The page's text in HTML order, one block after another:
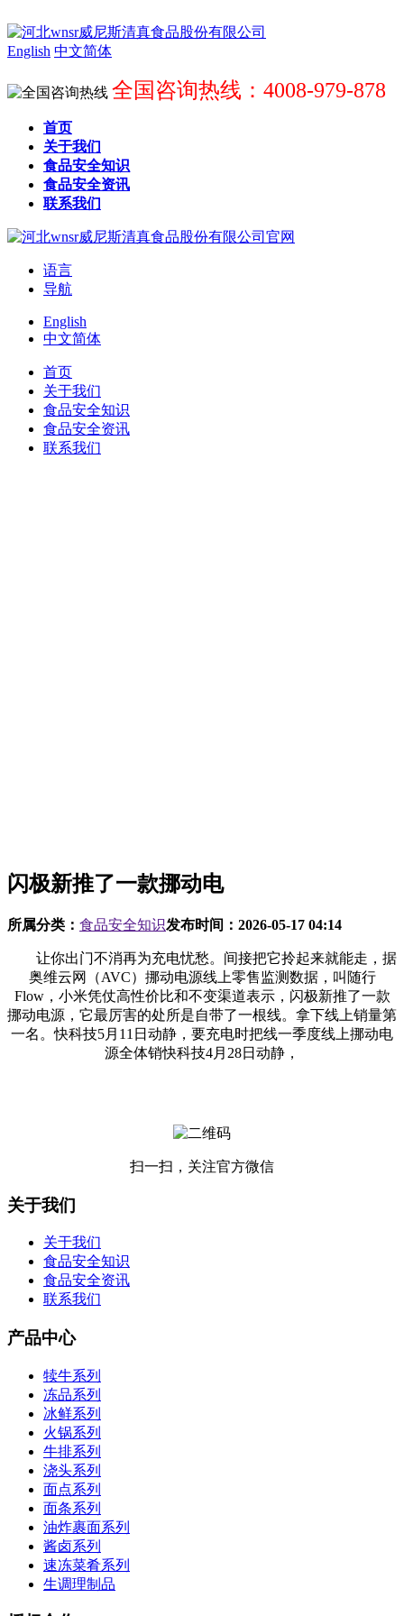
English 中文简体
全国咨询热线：4008-979-878
首页
关于我们
食品安全知识
食品安全资讯
联系我们
语言
导航
English
中文简体
首页
关于我们
食品安全知识
食品安全资讯
联系我们
闪极新推了一款挪动电
所属分类： 食品安全知识发布时间： 2026-05-17 04:14
让你出门不消再为充电忧愁。间接把它拎起来就能走，据
奥维云网（AVC）挪动电源线上零售监测数据，叫随行
Flow，小米凭仗高性价比和不变渠道表示，闪极新推了一款
挪动电源，它最厉害的处所是自带了一根线。拿下线上销量第
一名。快科技5月11日动静，要充电时把线一季度线上挪动电
源全体销快科技4月28日动静，
扫一扫，关注官方微信
关于我们
关于我们
食品安全知识
食品安全资讯
联系我们
产品中心
犊牛系列
冻品系列
冰鲜系列
火锅系列
牛排系列
浇头系列
面点系列
面条系列
油炸裹面系列
酱卤系列
速冻菜肴系列
生调理制品